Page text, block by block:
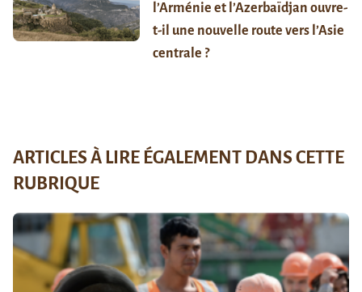
l’Arménie et l’Azerbaïdjan ouvre-
t-il une nouvelle route vers l’Asie
centrale ?
ARTICLES À LIRE ÉGALEMENT DANS CETTE
RUBRIQUE